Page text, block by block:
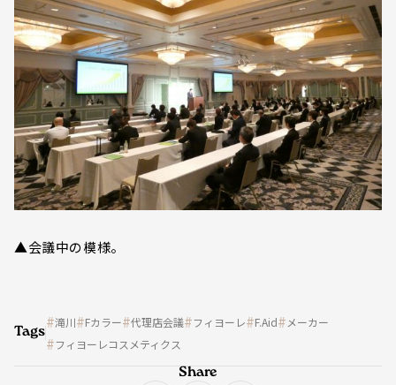
▲会議中の模様。
Tags
滝川 Fカラー 代理店会議 フィヨーレ F.Aid
メーカー
フィヨーレコスメティクス
Share